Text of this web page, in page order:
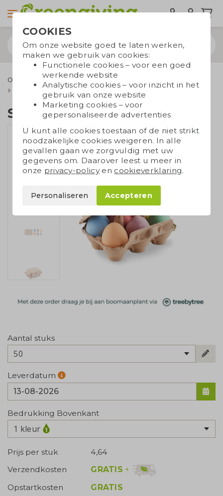
Outdoor & Vrije tijd
Duurzaam speelgoed en spellen
Duurzaam speelgoed
Set van 6 krijteieren
Set van 6 krijteieren
Aantal stuks
50
Leverdatum
Bedrukking Bovenkant
1 kleur
Prijs per stuk
4,64
Verzendkosten
GRATIS +
Opstartkosten
GRATIS
COOKIES
Om onze website goed te laten werken,
maken we gebruik van cookies:
Functionele cookies – voor een goed
werkende website
Analytische cookies – voor inzicht in het
gebruik van onze website
Marketing cookies – voor
gepersonaliseerde advertenties
U kunt alle cookies toestaan of de niet strikt
noodzakelijke cookies weigeren. In alle
gevallen gaan we zorgvuldig met uw
gegevens om. Daarover leest u meer in
onze privacy-policyen cookieverklaring.
Personaliseren Accepteren